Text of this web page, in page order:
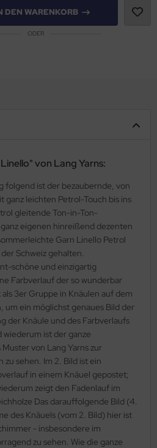
DEN WARENKORB
ODER
von Lang Yarns:
folgend ist der bezaubernde, von
ganz leichten Petrol-Touch bis ins
gleitende Ton-in-Ton-
eigenen hinreißend dezenten
Garn Linello Petrol
Schweiz gehalten.
schöne und einzigartig
Farbverlauf der so wunderbar
3er Gruppe in Knäulen auf dem
um ein möglichst genaues Bild der
der Knäule und des Farbverlaufs
wiederum ist der ganze
von Lang Yarns zur
sehen. Im 2. Bild ist ein
in einem Knäuel gepostet;
zeigt den Fadenlauf im
Das darauffolgende Bild (4.
des Knäuels (vom 2. Bild) hier ist
- insbesondere im
zu sehen. Wie die ganze